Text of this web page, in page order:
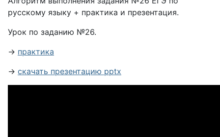
русскому языку + практика и презентация.
Урок по заданию №26.
→ практика
→ скачать презентацию pptx